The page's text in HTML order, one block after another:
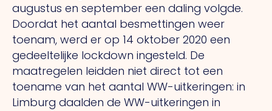
augustus en september een daling volgde.
Doordat het aantal besmettingen weer
toenam, werd er op 14 oktober 2020 een
gedeeltelijke lockdown ingesteld. De
maatregelen leidden niet direct tot een
toename van het aantal WW-uitkeringen: in
Limburg daalden de WW-uitkeringen in